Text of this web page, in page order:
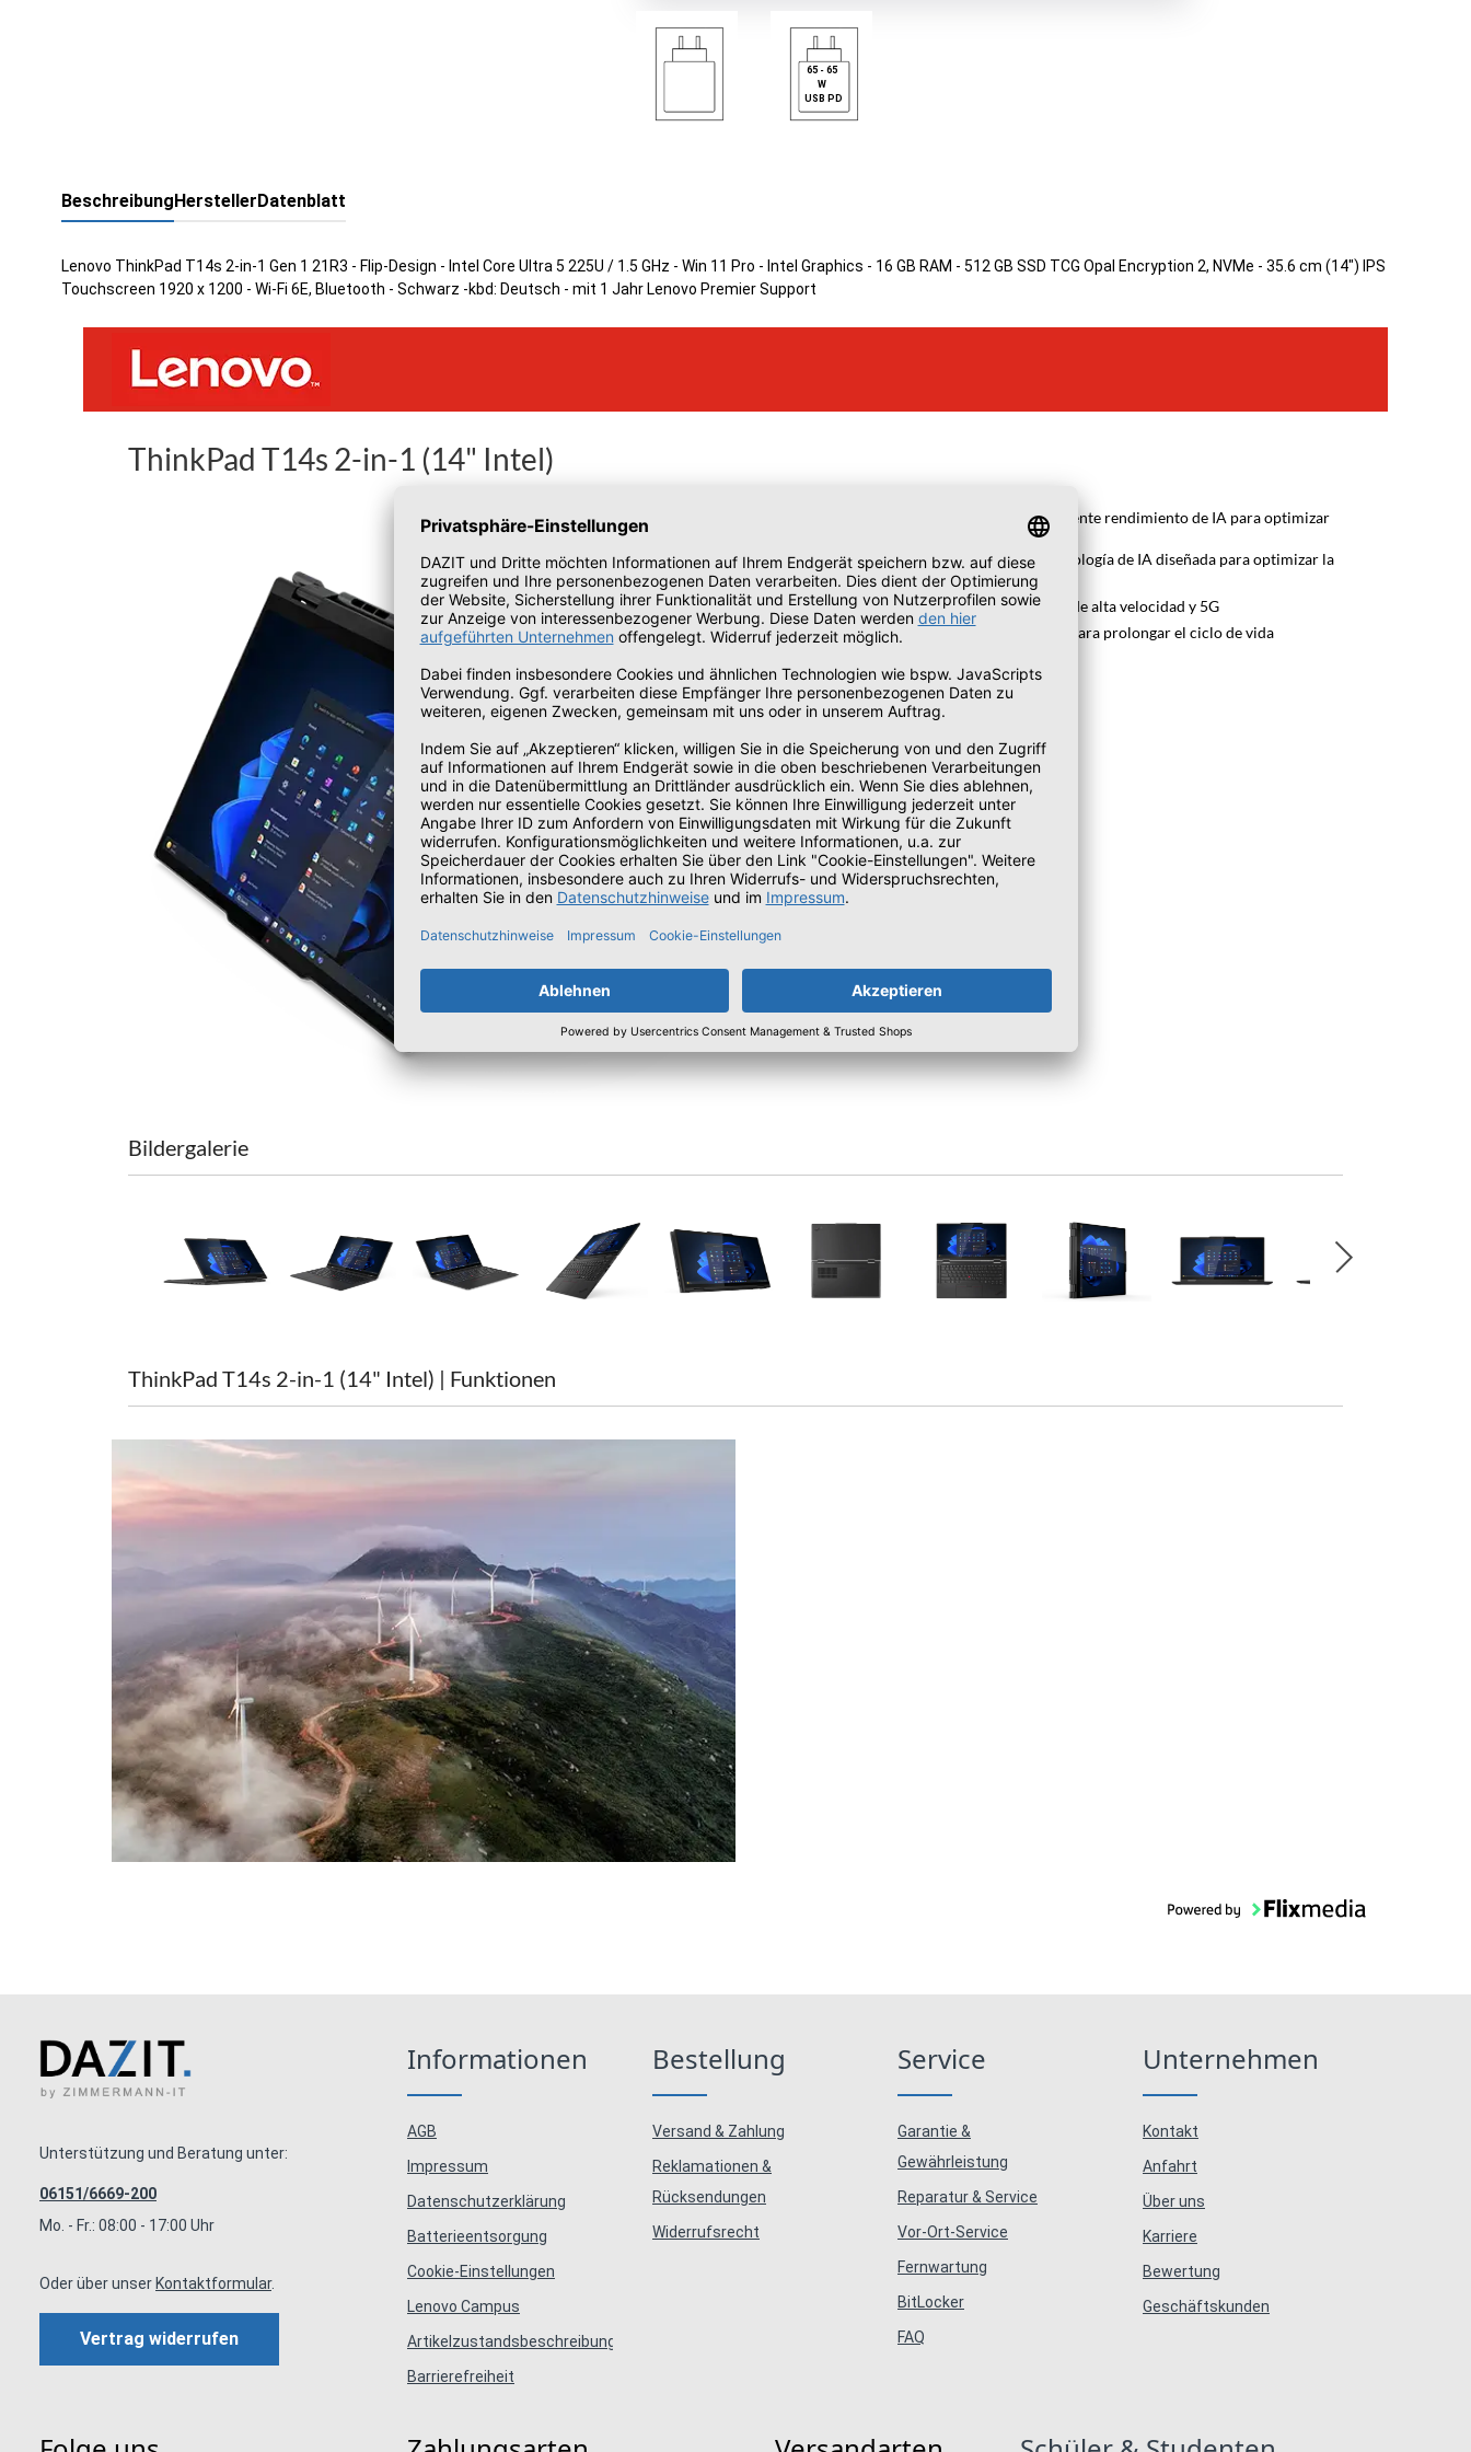
65 - 65
W
USB PD
Beschreibung Hersteller Datenblatt
Lenovo ThinkPad T14s 2-in-1 Gen 1 21R3 - Flip-Design - Intel Core Ultra 5 225U / 1.5 GHz - Win 11 Pro - Intel Graphics - 16 GB RAM - 512 GB SSD TCG Opal Encryption 2, NVMe - 35.6 cm (14") IPS
Touchscreen 1920 x 1200 - Wi-Fi 6E, Bluetooth - Schwarz -kbd: Deutsch - mit 1 Jahr Lenovo Premier Support
ThinkPad T14s 2-in-1 (14" Intel)
Nuestra primera laptop 2 en 1 Serie T con excelente rendimiento de IA para optimizar
Laptop 2 en 1 de 14" con pantalla táctil y tecnología de IA diseñada para optimizar la
productividad
Conectividad máxima con opciones de Wi-Fi de alta velocidad y 5G
Unidades reemplazables por el cliente (CRU) para prolongar el ciclo de vida
Bildergalerie
ThinkPad T14s 2-in-1 (14" Intel) | Funktionen
Unterstützung und Beratung unter:
06151/6669-200
Mo. - Fr.: 08:00 - 17:00 Uhr
Oder über unser Kontaktformular.
Vertrag widerrufen
Informationen
AGB
Impressum
Datenschutzerklärung
Batterieentsorgung
Cookie-Einstellungen
Lenovo Campus
Artikelzustandsbeschreibungen
Barrierefreiheit
Bestellung
Versand & Zahlung
Reklamationen &
Rücksendungen
Widerrufsrecht
Service
Garantie &
Gewährleistung
Reparatur & Service
Vor-Ort-Service
Fernwartung
BitLocker
FAQ
Unternehmen
Kontakt
Anfahrt
Über uns
Karriere
Bewertung
Geschäftskunden